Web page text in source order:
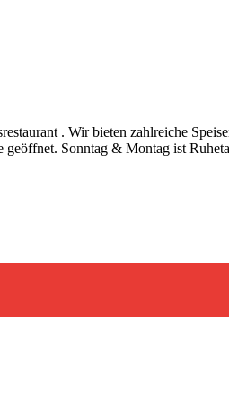
. Wir bieten zahlreiche
geöffnet. Sonntag & Montag ist